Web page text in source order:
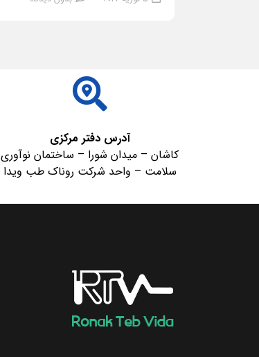
آدرس دفتر مرکزی
کاشان – میدان شورا – ساختمان نوآوری
سلامت – واحد شرکت روناک طب ویدا